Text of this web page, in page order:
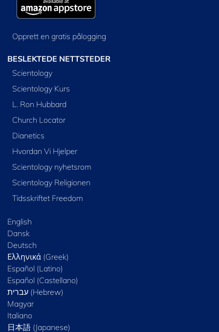
Opprett en gratis pålogging
BESLEKTEDE NETTSTEDER
Scientology
Scientology Kurs
L. Ron Hubbard
Church Locator
Dianetics
Hvordan Vi Hjelper
Scientology nyhetsrom
Scientology Religionen
Tidsskriftet Freedom
English
Dansk
Deutsch
Ελληνικά (Greek)
Español (Latino)
Español (Castellano)
Magyar
Italiano
日本語 (Japanese)